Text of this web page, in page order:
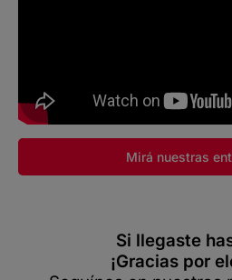
Mirá nuestras
Si llegaste
¡Gracias por